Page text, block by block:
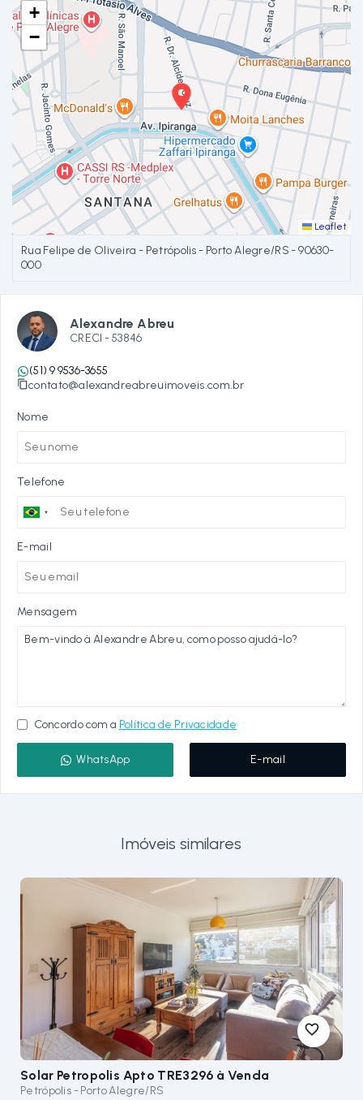
+
−
Leaflet
Rua Felipe de Oliveira - Petrópolis - Porto Alegre/RS - 90630-
000
Alexandre Abreu
CRECI -53846
(51) 9 9536-3655
contato@alexandreabreuimoveis.com.br
Nome
Telefone
E-mail
Mensagem
Concordo com a Política de Privacidade
WhatsApp E-mail
Imóveis similares
Solar Petropolis Apto TRE3296 à Venda
Petrópolis - Porto Alegre/RS